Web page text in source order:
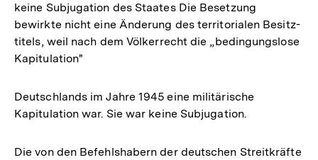
keine Subjugation des Staates Die Besetzung
bewirkte nicht eine Änderung des territorialen Besitz-
titels, weil nach dem Völkerrecht die „bedingungslose
Kapitulation"
Deutschlands im Jahre 1945 eine militärische
Kapitulation war. Sie war keine Subjugation.
Die von den Befehlshabern der deutschen Streitkräfte